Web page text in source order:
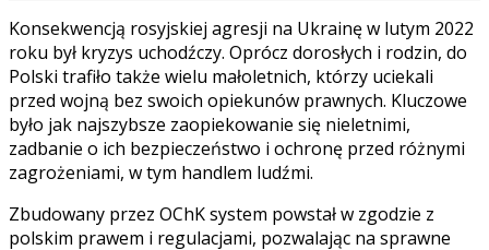
Konsekwencją rosyjskiej agresji na Ukrainę w lutym 2022
roku był kryzys uchodźczy. Oprócz dorosłych i rodzin, do
Polski trafiło także wielu małoletnich, którzy uciekali
przed wojną bez swoich opiekunów prawnych. Kluczowe
było jak najszybsze zaopiekowanie się nieletnimi,
zadbanie o ich bezpieczeństwo i ochronę przed różnymi
zagrożeniami, w tym handlem ludźmi.
Zbudowany przez OChK system powstał w zgodzie z
polskim prawem i regulacjami, pozwalając na sprawne